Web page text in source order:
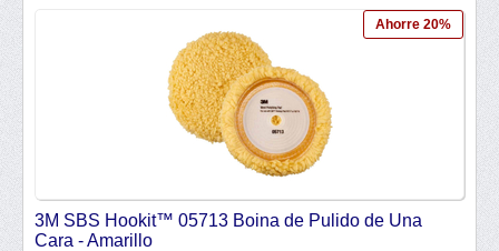
Ahorre 20%
3M SBS Hookit™ 05713 Boina de Pulido de Una
Cara - Amarillo